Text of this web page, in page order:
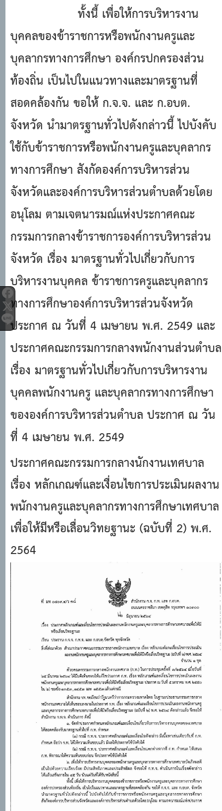
ทั้งนี้ เพื่อให้การบริหารงาน
บุคคลของข้าราชการหรือพนักงานครูและ
บุคลากรทางการศึกษา องค์กรปกครองส่วน
ท้องถิ่น เป็นไปในแนวทางและมาตรฐานที่
สอดคล้องกัน ขอให้ ก.จ.จ. และ ก.อบต.
จังหวัด นํามาตรฐานทั่วไปดังกล่าวนี้ ไปบังคับ
ใช้กับข้าราชการหรือพนักงานครูและบุคลากร
ทางการศึกษา สังกัดองค์การบริหารส่วน
จังหวัดและองค์การบริหารส่วนตําบลด้วยโดย
อนุโลม ตามเจตนารมณ์แห่งประกาศคณะ
กรรมการกลางข้าราชการองค์การบริหารส่วน
จังหวัด เรื่อง มาตรฐานทั่วไปเกี่ยวกับการ
บริหารงานบุคคล ข้าราชการครูและบุคลากร
ทางการศึกษาองค์การบริหารส่วนจังหวัด
ประกาศ ณ วันที่ 4 เมษายน พ.ศ. 2549 และ
ประกาศคณะกรรมการกลางพนักงานส่วนตําบล
เรื่อง มาตรฐานทั่วไปเกี่ยวกับการบริหารงาน
บุคคลพนักงานครู และบุคลากรทางการศึกษา
ขององค์การบริหารส่วนตําบล ประกาศ ณ วัน
ที่ 4 เมษายน พ.ศ. 2549
ประกาศคณะกรรมการกลางนักงานเทศบาล
เรื่อง หลักเกณฑ์และเงื่อนไขการประเมินผลงาน
พนักงานครูและบุคลากรทางการศึกษาเทศบาล
เพื่อให้มีหรือเลื่อนวิทยฐานะ (ฉบับที่ 2) พ.ศ.
2564